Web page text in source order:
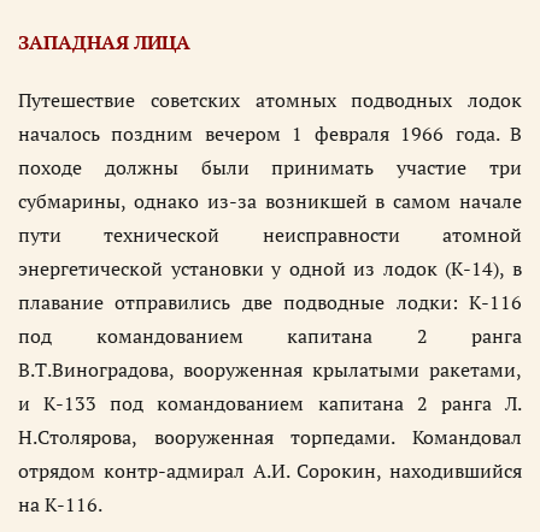
ЗАПАДНАЯ ЛИЦА
Путешествие советских атомных подводных лодок
началось поздним вечером 1 февраля 1966 года. В
походе должны были принимать участие три
субмарины, однако из-за возникшей в самом начале
пути технической неисправности атомной
энергетической установки у одной из лодок (К-14), в
плавание отправились две подводные лодки: К-116
под командованием капитана 2 ранга
В.Т.Виноградова, вооруженная крылатыми ракетами,
и К-133 под командованием капитана 2 ранга Л.
Н.Столярова, вооруженная торпедами. Командовал
отрядом контр-адмирал А.И. Сорокин, находившийся
на К-116.